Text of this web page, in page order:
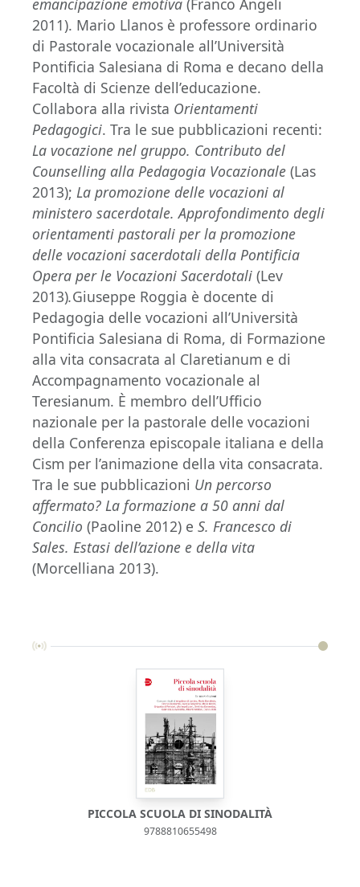
emancipazione emotiva (Franco Angeli
2011). Mario Llanos è professore ordinario
di Pastorale vocazionale all’Università
Pontificia Salesiana di Roma e decano della
Facoltà di Scienze dell’educazione.
Collabora alla rivista Orientamenti
Pedagogici. Tra le sue pubblicazioni recenti:
La vocazione nel gruppo. Contributo del
Counselling alla Pedagogia Vocazionale (Las
2013); La promozione delle vocazioni al
ministero sacerdotale. Approfondimento degli
orientamenti pastorali per la promozione
delle vocazioni sacerdotali della Pontificia
Opera per le Vocazioni Sacerdotali (Lev
2013).Giuseppe Roggia è docente di
Pedagogia delle vocazioni all’Università
Pontificia Salesiana di Roma, di Formazione
alla vita consacrata al Claretianum e di
Accompagnamento vocazionale al
Teresianum. È membro dell’Ufficio
nazionale per la pastorale delle vocazioni
della Conferenza episcopale italiana e della
Cism per l’animazione della vita consacrata.
Tra le sue pubblicazioni Un percorso
affermato? La formazione a 50 anni dal
Concilio (Paoline 2012) e S. Francesco di
Sales. Estasi dell’azione e della vita
(Morcelliana 2013).
PICCOLA SCUOLA DI SINODALITÀ
9788810655498